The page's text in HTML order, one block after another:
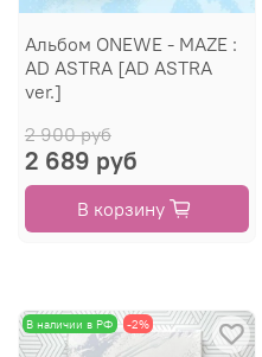
Альбом ONEWE - MAZE :
AD ASTRA [AD ASTRA
ver.]
2 900 руб
2 689 руб
В корзину
В наличии в РФ -2%